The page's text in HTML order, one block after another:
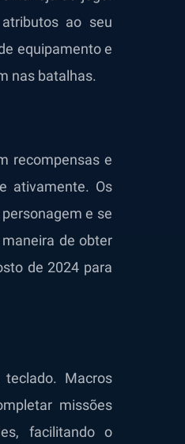
ao seu
equipamento e
nas batalhas.
recompensas e
ativamente. Os
e se
de obter
de 2024 para
Macros
missões
facilitando o